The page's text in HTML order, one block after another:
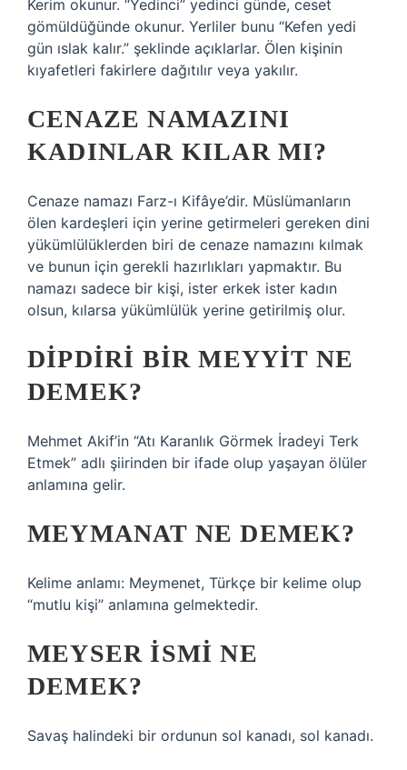
Kerim okunur. “Yedinci” yedinci günde, ceset
gömüldüğünde okunur. Yerliler bunu “Kefen yedi
gün ıslak kalır.” şeklinde açıklarlar. Ölen kişinin
kıyafetleri fakirlere dağıtılır veya yakılır.
CENAZE NAMAZINI
KADINLAR KILAR MI?
Cenaze namazı Farz-ı Kifâye’dir. Müslümanların
ölen kardeşleri için yerine getirmeleri gereken dini
yükümlülüklerden biri de cenaze namazını kılmak
ve bunun için gerekli hazırlıkları yapmaktır. Bu
namazı sadece bir kişi, ister erkek ister kadın
olsun, kılarsa yükümlülük yerine getirilmiş olur.
DIPDIRI BIR MEYYIT NE
DEMEK?
Mehmet Akif’in “Atı Karanlık Görmek İradeyi Terk
Etmek” adlı şiirinden bir ifade olup yaşayan ölüler
anlamına gelir.
MEYMANAT NE DEMEK?
Kelime anlamı: Meymenet, Türkçe bir kelime olup
“mutlu kişi” anlamına gelmektedir.
MEYSER ISMI NE
DEMEK?
Savaş halindeki bir ordunun sol kanadı, sol kanadı.